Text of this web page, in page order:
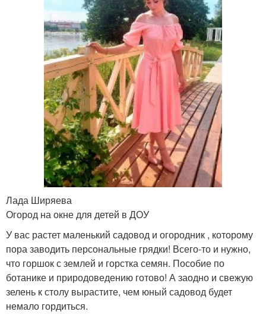
Лада Ширяева
Огород на окне для детей в ДОУ
У вас растет маленький садовод и огородник , которому
пора заводить персональные грядки! Всего-то и нужно,
что горшок с землей и горстка семян. Пособие по
ботанике и природоведению готово! А заодно и свежую
зелень к столу вырастите, чем юный садовод будет
немало гордиться.